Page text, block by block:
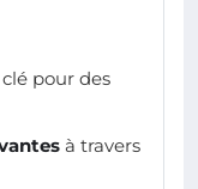
pour des
à travers